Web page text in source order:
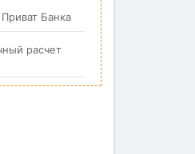
Банка
расчет